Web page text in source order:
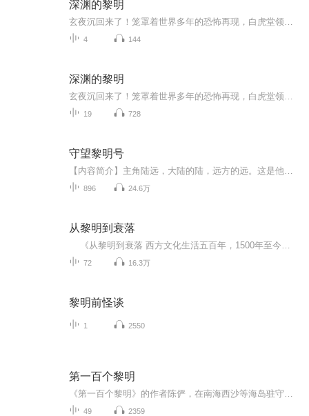
深渊的黎明
4 144
深渊的黎明
19 728
守望黎明号
896 24.6万
从黎明到衰落
72 16.3万
黎明前怪谈
1 2550
第一百个黎明
49 2359